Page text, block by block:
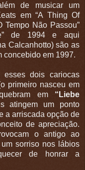
de musicar um
em “A Thing Of
Tempo Não Passou”
de 1994 e aqui
Calcanhotto) são as
concebido em 1997.
dois cariocas
primeiro nasceu em
em “Liebe
atingem um ponto
a arriscada opção de
de apreciação.
o antigo ao
sorriso nos lábios
de honrar a